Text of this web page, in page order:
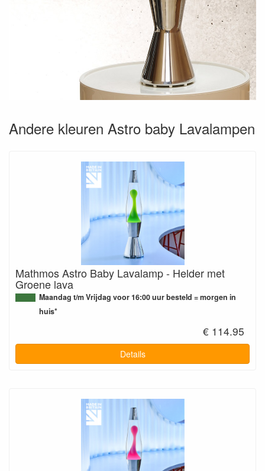
Andere kleuren Astro baby Lavalampen
Mathmos Astro Baby Lavalamp - Helder met
Groene lava
Maandag t/m Vrijdag voor 16:00 uur besteld = morgen in
huis*
€ 114.95
Details